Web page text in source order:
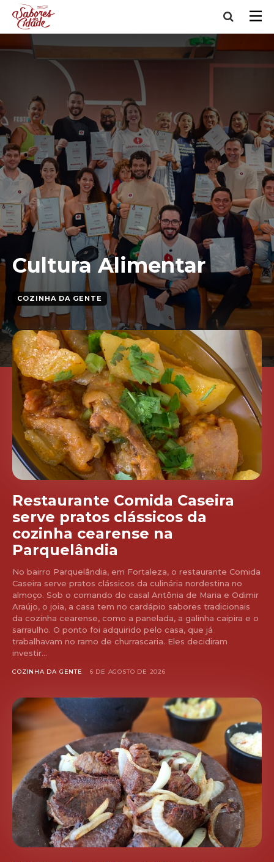
Cultura Alimentar
COZINHA DA GENTE
Restaurante Comida Caseira
serve pratos clássicos da
cozinha cearense na
Parquelândia
No bairro Parquelândia, em Fortaleza, o restaurante Comida
Caseira serve pratos clássicos da culinária nordestina no
almoço. Sob o comando do casal Antônia de Maria e Odimir
Araújo, o joia, a casa tem no cardápio sabores tradicionais
da cozinha cearense, como a panelada, a galinha caipira e o
sarraulho. O ponto foi adquirido pelo casa, que já
trabalhavam no ramo de churrascaria. Eles decidiram
investir...
COZINHA DA GENTE 6 DE AGOSTO DE 2026